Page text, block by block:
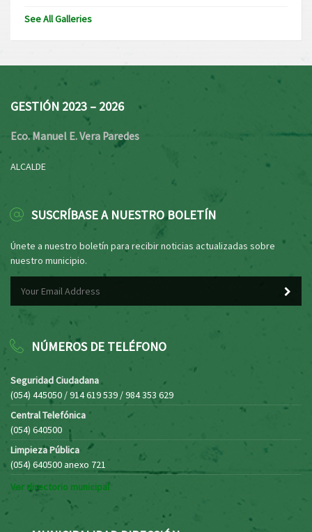
See All Galleries
GESTIÓN 2023 – 2026
Eco. Manuel E. Vera Paredes
ALCALDE
SUSCRÍBASE A NUESTRO BOLETÍN
Únete a nuestro boletín para recibir noticias actualizadas sobre
nuestro municipio.
NÚMEROS DE TELÉFONO
Seguridad Ciudadana
(054) 445050 / 914 619 539 / 984 353 629
Central Telefónica
(054) 640500
Limpieza Pública
(054) 640500 anexo 721
Ver directorio municipal